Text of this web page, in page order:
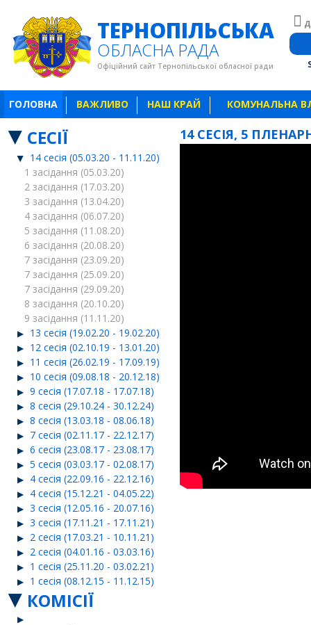
ТЕРНОПІЛЬСЬКА
ОБЛАСНА РАДА
Офіційний сайт Тернопільської обласної ради
ГОЛОВНА ВАЖЛИВО НАШ КРАЙ КОМУНАЛЬНА
СЕСІЇ
14 сесія (05.03.20 - 11.11.20)
1 засідання (05.03.20)
2 засідання (17.03.20)
3 засідання (13.04.20)
4 засідання (06.07.20)
5 засідання (11.08.20)
6 засідання (20.08.20)
7 засідання (23.09.20)
7 засідання (25.09.20)
7 засідання (29.09.20)
8 засідання (20.10.20)
9 засідання (11.11.20)
13 сесія (19.02.20 - 19.02.20)
12 сесія (02.10.19 - 13.01.20)
11 сесія (26.02.19 - 17.09.19)
10 сесія (09.08.18 - 20.12.18)
9 сесія (17.07.18 - 17.07.18)
8 сесія (29.10.24 - 30.12.24)
8 сесія (13.03.18 - 08.06.18)
7 сесія (02.11.17 - 22.12.17)
6 сесія (23.08.17 - 23.08.17)
5 сесія (03.03.17 - 02.08.17)
4 сесія (22.09.16 - 22.12.16)
4 сесія (15.12.21 - 04.05.22)
3 сесія (12.05.16 - 20.07.16)
3 сесія (17.11.21 - 17.11.21)
2 сесія (17.03.21 - 10.11.21)
2 сесія (04.01.16 - 03.03.16)
1 сесія (25.11.20 - 03.02.21)
1 сесія (08.12.15 - 11.12.15)
КОМІСІЇ
14 СЕСІЯ, 5